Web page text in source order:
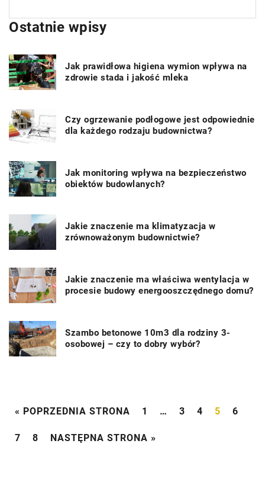
Ostatnie wpisy
Jak prawidłowa higiena wymion wpływa na
zdrowie stada i jakość mleka
Czy ogrzewanie podłogowe jest odpowiednie
dla każdego rodzaju budownictwa?
Jak monitoring wpływa na bezpieczeństwo
obiektów budowlanych?
Jakie znaczenie ma klimatyzacja w
zrównoważonym budownictwie?
Jakie znaczenie ma właściwa wentylacja w
procesie budowy energooszczędnego domu?
Szambo betonowe 10m3 dla rodziny 3-
osobowej – czy to dobry wybór?
« POPRZEDNIA STRONA 1 … 3 4 5 6
7 8 NASTĘPNA STRONA »